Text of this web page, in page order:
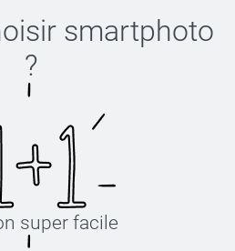
smartphoto
?
super facile